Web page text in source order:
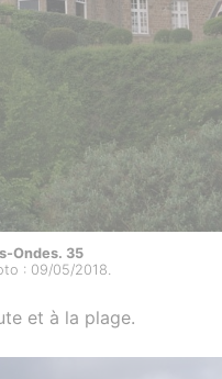
Ondes. 35
: 09/05/2018.
et à la plage.